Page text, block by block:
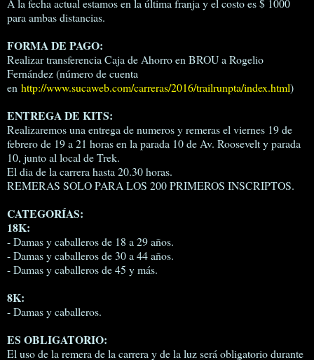
A la fecha actual estamos en la última franja y el costo es $ 1000
para ambas distancias.
FORMA DE PAGO:
Realizar transferencia Caja de Ahorro en BROU a Rogelio
Fernández (número de cuenta
en http://www.sucaweb.com/carreras/2016/trailrunpta/index.html)
ENTREGA DE KITS:
Realizaremos una entrega de numeros y remeras el viernes 19 de
febrero de 19 a 21 horas en la parada 10 de Av. Roosevelt y parada
10, junto al local de Trek.
El dia de la carrera hasta 20.30 horas.
REMERAS SOLO PARA LOS 200 PRIMEROS INSCRIPTOS.
CATEGORÍAS:
18K:
- Damas y caballeros de 18 a 29 años.
- Damas y caballeros de 30 a 44 años.
- Damas y caballeros de 45 y más.
8K:
- Damas y caballeros.
ES OBLIGATORIO:
El uso de la remera de la carrera y de la luz será obligatorio durante